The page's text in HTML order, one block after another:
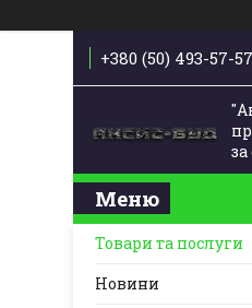
+380 (50) 493-57-57
Товари та послуги
Новини